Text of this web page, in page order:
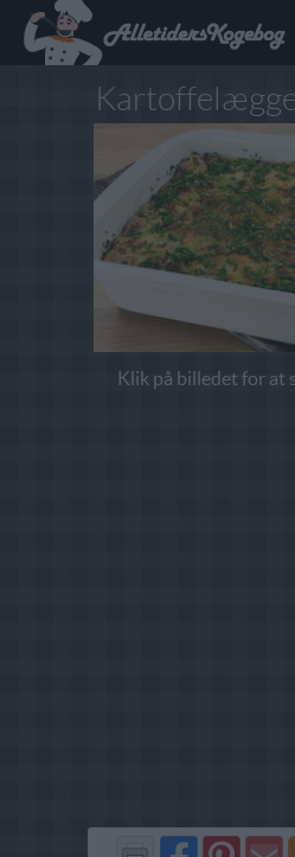
Klik på billedet for at
Del
Del
Send